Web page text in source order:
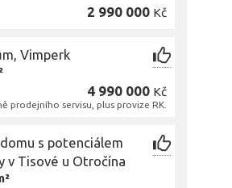
2 990 000 Kč
Vimperk
4 990 000 Kč
prodejního servisu, plus provize RK.
s potenciálem
v Tisové u Otročína